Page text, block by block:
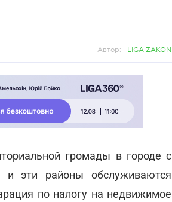
Автор: LIGA ZAKON
громады в городе с
и эти районы обслуживаются
по налогу на недвижимое